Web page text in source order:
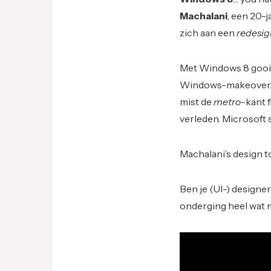
Machalani , een
zich aan een
Met Windows 8
Windows-
mist de metro-kant
verleden. Microsoft
Machalani’s design
Ben je (UI-)
onderging heel wat